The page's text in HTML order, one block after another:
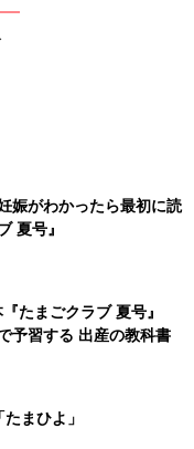
娠がわかったら最初に読
夏号』
たまごクラブ 夏号』
予習する 出産の教科書
まひよ」